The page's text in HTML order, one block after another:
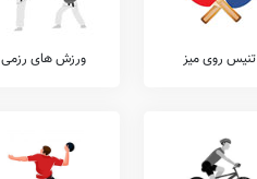
تنیس روی میز ورزش های رزمی